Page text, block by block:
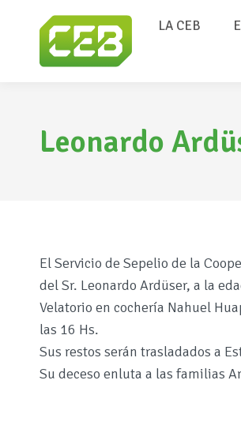
LA CEB
Leonardo
El Servicio de Sepelio de la
del Sr. Leonardo Ardüser, a la
Velatorio en cochería Nahuel
las 16 Hs.
Sus restos serán trasladados a
Su deceso enluta a las familias